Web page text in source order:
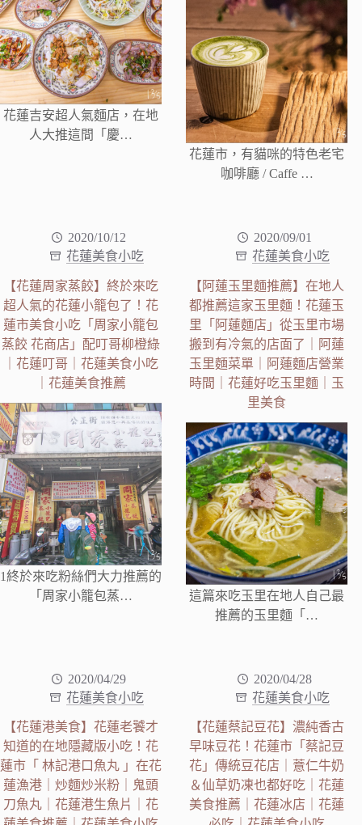
花蓮吉安超人氣麵店，在地
人大推這間「慶…
花蓮市，有貓咪的特色老宅
咖啡廳 / Caffe …
2020/10/12
花蓮美食小吃
【花蓮周家蒸餃】終於來吃
超人氣的花蓮小籠包了！花
蓮市美食小吃「周家小籠包
蒸餃 花商店」配叮哥柳橙綠
｜花蓮叮哥｜花蓮美食小吃
｜花蓮美食推薦
1終於來吃粉絲們大力推薦的
「周家小籠包蒸…
2020/09/01
花蓮美食小吃
【阿蓮玉里麵推薦】在地人
都推薦這家玉里麵！花蓮玉
里「阿蓮麵店」從玉里市場
搬到有冷氣的店面了｜阿蓮
玉里麵菜單｜阿蓮麵店營業
時間｜花蓮好吃玉里麵｜玉
里美食
這篇來吃玉里在地人自己最
推薦的玉里麵「…
2020/04/29
花蓮美食小吃
【花蓮港美食】花蓮老饕才
知道的在地隱藏版小吃！花
蓮市「 林記港口魚丸 」在花
蓮漁港｜炒麵炒米粉｜鬼頭
刀魚丸｜花蓮港生魚片｜花
2020/04/28
花蓮美食小吃
【花蓮蔡記豆花】濃純香古
早味豆花！花蓮市「蔡記豆
花」傳統豆花店｜薏仁牛奶
＆仙草奶凍也都好吃｜花蓮
美食推薦｜花蓮冰店｜花蓮